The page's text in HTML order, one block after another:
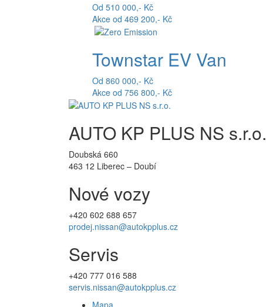
Od 510 000,- Kč
Akce od 469 200,- Kč
Townstar EV Van
Od 860 000,- Kč
Akce od 756 800,- Kč
AUTO KP PLUS NS s.r.o.
Doubská 660
463 12 Liberec – Doubí
Nové vozy
+420 602 688 657
prodej.nissan@autokpplus.cz
Servis
+420 777 016 588
servis.nissan@autokpplus.cz